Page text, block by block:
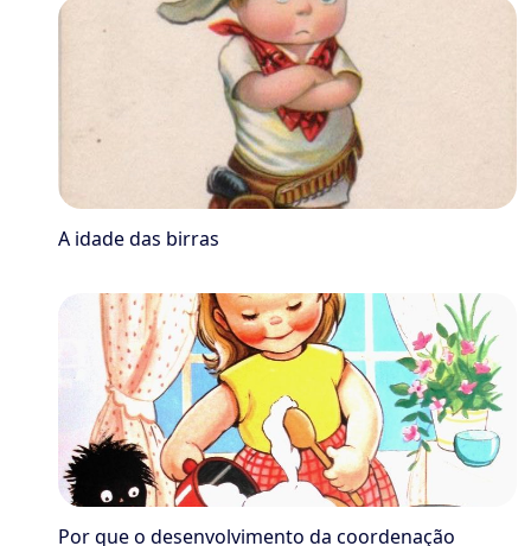
A idade das birras
Por que o desenvolvimento da coordenação